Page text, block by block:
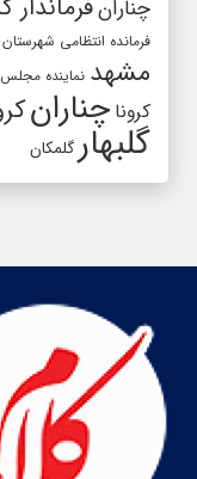
چنارانفرماندار
فرمانده انتظامی
مشهد نماینده
کرونا چناران
گلبهارگلمکان